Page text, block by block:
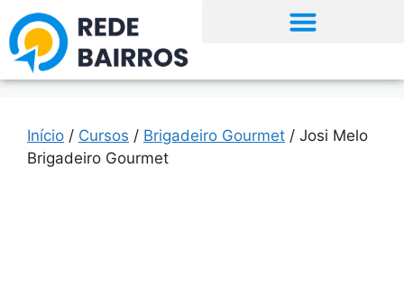
Início / Cursos / Brigadeiro Gourmet / Josi Melo
Brigadeiro Gourmet